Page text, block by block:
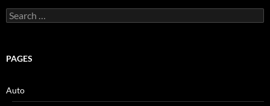
Search
for:
PAGES
Auto